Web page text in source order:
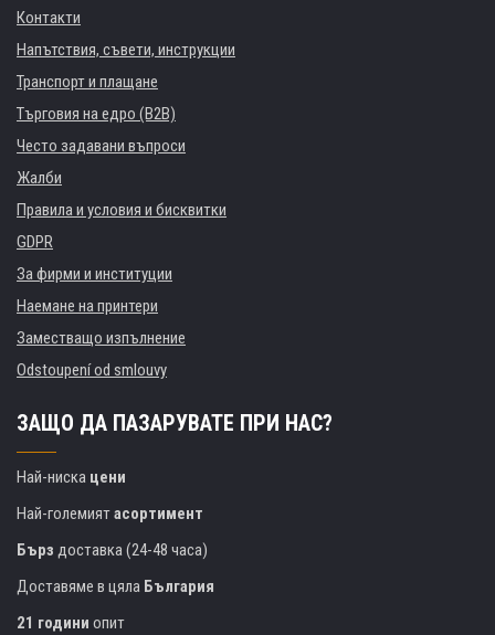
Контакти
Напътствия, съвети, инструкции
Транспорт и плащане
Търговия на едро (B2B)
Често задавани въпроси
Жалби
Правила и условия и бисквитки
GDPR
За фирми и институции
Наемане на принтери
Заместващо изпълнение
Odstoupení od smlouvy
ЗАЩО ДА ПАЗАРУВАТЕ ПРИ НАС?
Най-ниска цени
Най-големиятасортимент
Бърз доставка (24-48 часа)
Доставяме в цяла България
21 години опит